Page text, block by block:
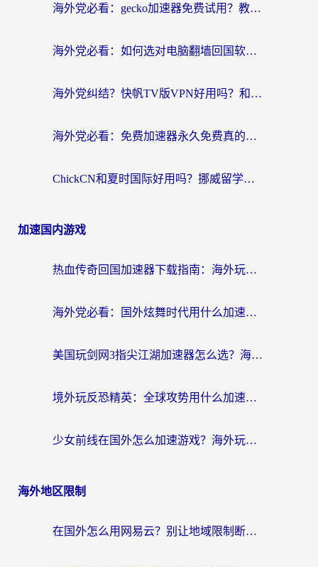
海外党必看：gecko加速器免费试用？教你选对回国加速器，无缝刷国内剧玩游戏
海外党必看：如何选对电脑翻墙回国软件，轻松解锁国内资源？
海外党纠结？快帆TV版VPN好用吗？和扇贝手游VPN对比哪个回国效果更好？
海外党必看：免费加速器永久免费真的存在吗？教你选对回国加速器无缝刷国内资源
ChickCN和夏时国际好用吗？挪威留学生亲测3款回国加速器，附穿梭和加速喵对比指南
加速国内游戏
热血传奇回国加速器下载指南：海外玩家如何流畅砍怪不卡顿？
海外党必看：国外炫舞时代用什么加速器比较好？解决延迟卡顿的终极方案
美国玩剑网3指尖江湖加速器怎么选？海外党亲测避坑指南
境外玩反恐精英：全球攻势用什么加速器？2026海外玩家亲测实用指南
少女前线在国外怎么加速游戏？海外玩家必看的国服游戏畅玩指南
海外地区限制
在国外怎么用网易云？别让地域限制断了你的中文歌单——附听书社交定位解决方案